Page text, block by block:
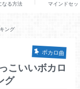
なる方法 マインドセッ
ング
ボカロ曲
こいいボカロ
グ